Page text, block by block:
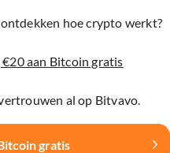
hoe crypto werkt?
aan Bitcoin gratis
al op Bitvavo.
gratis